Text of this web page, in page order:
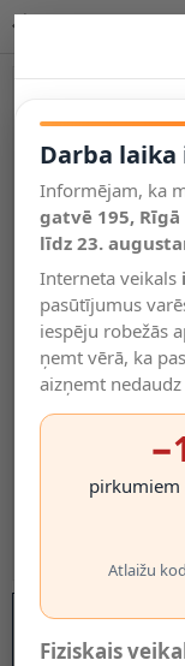
Salīdzināt
Vēlmju
Darba laika
Informējam, ka
gatvē 195, Rīgā
līdz 23.
Interneta veikals
pasūtījumus
iespēju robežās
ņemt vērā, ka
aizņemt
pirkumiem
Atlaižu
Fiziskais